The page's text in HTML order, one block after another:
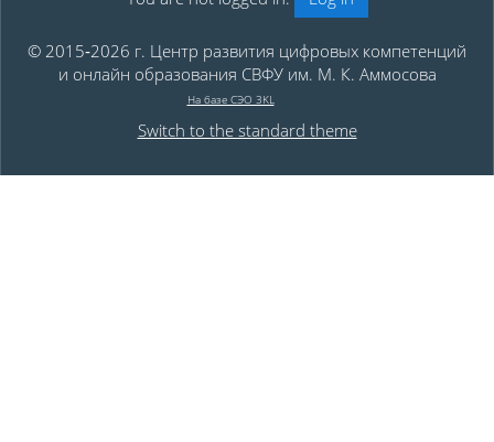
© 2015‑2026 г. Центр развития цифровых компетенций
и онлайн образования СВФУ им. М. К. Аммосова
На базе СЭО 3KL
Switch to the standard theme